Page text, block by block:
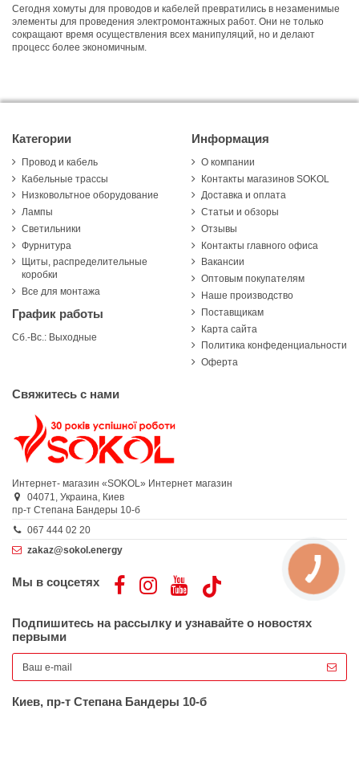
Сегодня хомуты для проводов и кабелей превратились в незаменимые
элементы для проведения электромонтажных работ. Они не только
сокращают время осуществления всех манипуляций, но и делают
процесс более экономичным.
Категории
Провод и кабель
Кабельные трассы
Низковольтное оборудование
Лампы
Светильники
Фурнитура
Щиты, распределительные
коробки
Все для монтажа
График работы
Сб.-Вс.: Выходные
Информация
О компании
Контакты магазинов SOKOL
Доставка и оплата
Статьи и обзоры
Отзывы
Контакты главного офиса
Вакансии
Оптовым покупателям
Наше производство
Поставщикам
Карта сайта
Политика конфеденциальности
Оферта
Свяжитесь с нами
Интернет- магазин «SOKOL» Интернет магазин
04071, Украина, Киев
пр-т Степана Бандеры 10-б
067 444 02 20
zakaz@sokol.energy
Мы в соцсетях
Подпишитесь на рассылку и узнавайте о новостях
первыми
Киев, пр-т Степана Бандеры 10-б